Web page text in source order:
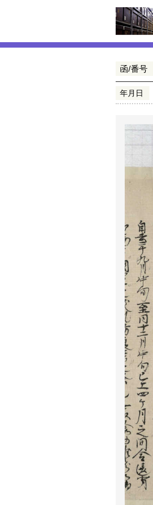
函/番号
年月日